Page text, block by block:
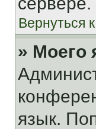
Вернуться
» Моего
язык.